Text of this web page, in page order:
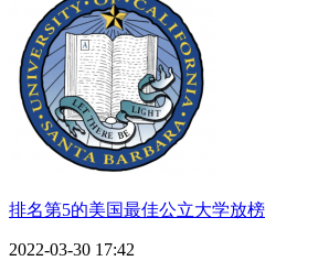
排名第5的美国最佳公立大学放榜
2022-03-30 17:42